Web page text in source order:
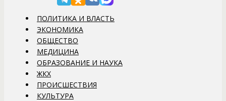
ПОЛИТИКА И ВЛАСТЬ
ЭКОНОМИКА
ОБЩЕСТВО
МЕДИЦИНА
ОБРАЗОВАНИЕ И НАУКА
ЖКХ
ПРОИСШЕСТВИЯ
КУЛЬТУРА